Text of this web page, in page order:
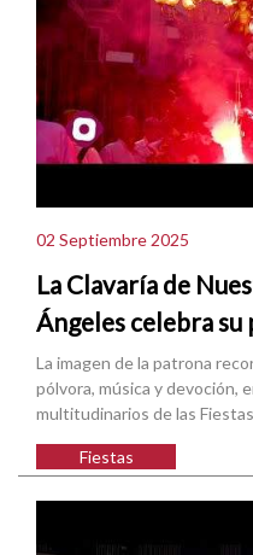
02 Septiembre 2025
La Clavaría de
Ángeles celebra su
La imagen de la patrona
pólvora, música y devoción,
multitudinarios de las
Fiestas